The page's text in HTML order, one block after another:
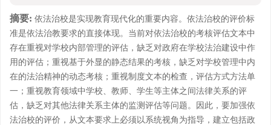
摘要: 依法治校是实现教育现代化的重要内容。依法治校的评价标
准是依法治教要求的直接体现。当前对依法治校的考核评估文本中
存在重视对学校内部管理的评估，缺乏对政府在学校法治建设中作
用的评估；重视基于外显的静态结果的考核，缺乏对学校管理中内
在的法治精神的动态考核；重视制度文本的检查，评估方式方法单
一；重视教育领域中学校、教师、学生等主体之间法律关系的评
估，缺乏对其他法律关系主体的监测评估等问题。因此，要加强依
法治校的评价，从文本要求上必须以系统视角为指导，建立包括政